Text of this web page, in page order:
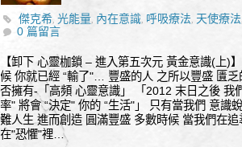
傑克希,光能量, 內在意識, 呼吸療法, 天使療法
音頻
0 篇留言
【卸下 心靈枷鎖 – 進入第五次元 黃金意識(上)
候 你就已經 “輸了"… 豐盛的人 之所以豐盛 匱
否擁有-「高頻 心靈意識」 「2012 末日之後 我
率" 將會 “決定" 你的 “生活"」 只有當我們 意識
難人生 進而創造 圓滿豐盛 多數時候 當我們在
在"恐懼"裡…